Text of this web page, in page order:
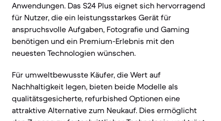
Anwendungen. Das S24 Plus eignet sich hervorragend
für Nutzer, die ein leistungsstarkes Gerät für
anspruchsvolle Aufgaben, Fotografie und Gaming
benötigen und ein Premium-Erlebnis mit den
neuesten Technologien wünschen.
Für umweltbewusste Käufer, die Wert auf
Nachhaltigkeit legen, bieten beide Modelle als
qualitätsgesicherte, refurbished Optionen eine
attraktive Alternative zum Neukauf. Dies ermöglicht